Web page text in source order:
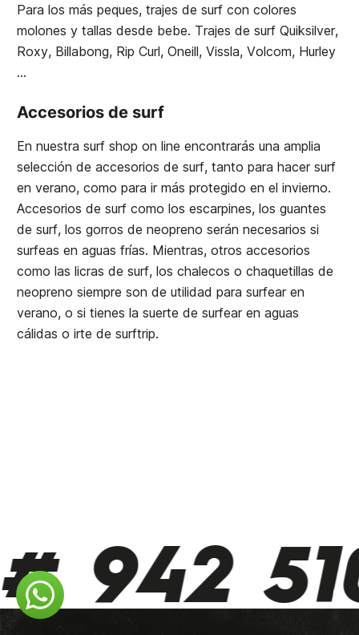
Para los más peques, trajes de surf con colores
molones y tallas desde bebe. Trajes de surf Quiksilver,
Roxy, Billabong, Rip Curl, Oneill, Vissla, Volcom, Hurley
...
Accesorios de surf
En nuestra surf shop on line encontrarás una amplia
selección de accesorios de surf, tanto para hacer surf
en verano, como para ir más protegido en el invierno.
Accesorios de surf como los escarpines, los guantes
de surf, los gorros de neopreno serán necesarios si
surfeas en aguas frías. Mientras, otros accesorios
como las licras de surf, los chalecos o chaquetillas de
neopreno siempre son de utilidad para surfear en
verano, o si tienes la suerte de surfear en aguas
cálidas o irte de surftrip.
510